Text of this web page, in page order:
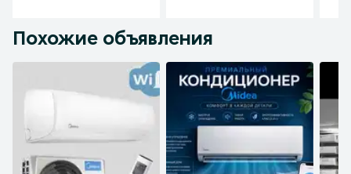
Похожие объявления